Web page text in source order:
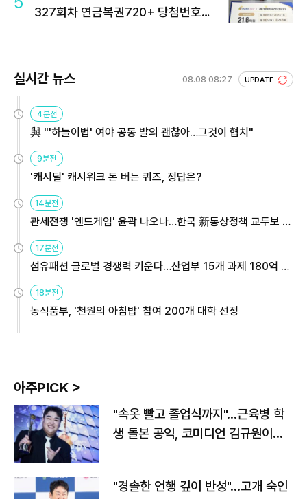
327회차 연금복권720+ 당첨번호조
실시간 뉴스 08.08 08:27 UPDATE
4분전
與 "'하늘이법' 여야 공동 발의 괜찮아…그것이 협치"
9분전
'캐시딜' 캐시워크 돈 버는 퀴즈, 정답은?
14분전
관세전쟁 '엔드게임' 윤곽 나오나…한국 新통상정책 교두보 활
17분전
섬유패션 글로벌 경쟁력 키운다…산업부 15개 과제 180억 지
18분전
농식품부, '천원의 아침밥' 참여 200개 대학 선정
아주PICK >
"속옷 빨고 졸업식까지"…근육병 학
생 돌본 공익, 코미디언 김규원이었
"경솔한 언행 깊이 반성"…고개 숙인